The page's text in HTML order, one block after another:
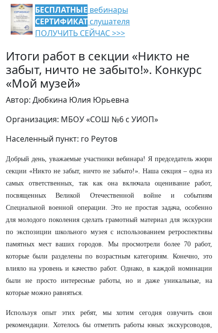
БЕСПЛАТНЫЕ вебинары
СЕРТИФИКАТ слушателя
ПОЛУЧИТЬ СЕЙЧАС >>>
Итоги работ в секции «Никто не
забыт, ничто не забыто!». Конкурс
«Мой музей»
Автор: Дюбкина Юлия Юрьевна
Организация: МБОУ «СОШ №6 с УИОП»
Населенный пункт: го Реутов
Добрый день, уважаемые участники вебинара! Я председатель жюри
секции «Никто не забыт, ничто не забыто!». Наша секция – одна из
самых ответственных, так как она включала оценивание работ,
посвященных Великой Отечественной войне и событиям
Специальной военной операции. Это не простая задача, особенно
для молодого поколения сделать грамотный материал для экскурсии
по экспозиции школьного музея с использованием ретроспективы
памятных мест ваших городов. Мы просмотрели более 70 работ,
которые были разделены по возрастным категориям. Конечно, это
влияло на уровень и качество работ. Однако, в каждой номинации
были не просто интересные работы, но и даже уникальные, на
которые можно равняться.
Используя опыт этих ребят, мы хотим сегодня озвучить свои
рекомендации. Хотелось бы отметить работы юных экскурсоводов,